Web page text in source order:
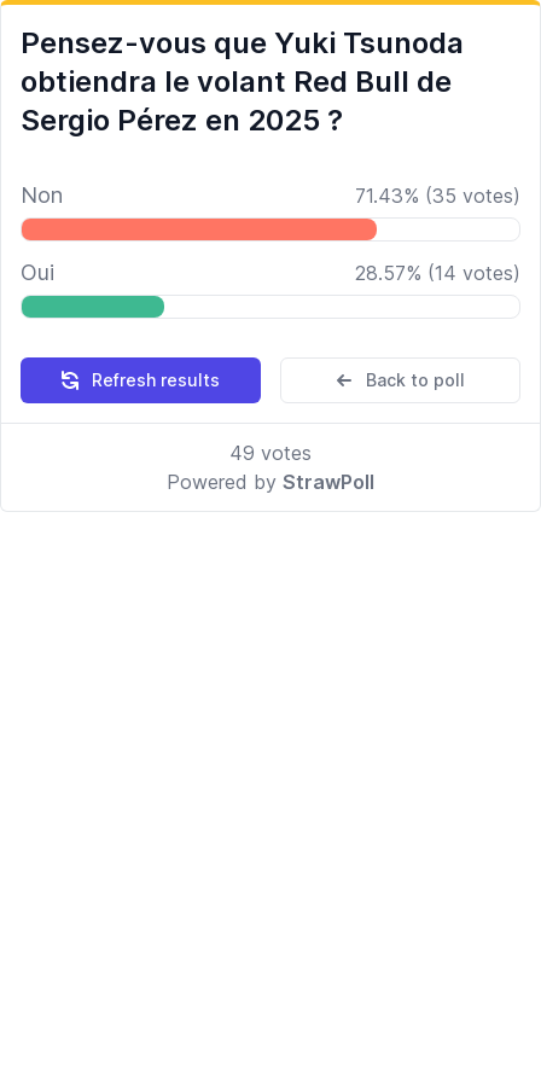
Pensez-vous que Yuki Tsunoda
obtiendra le volant Red Bull de
Sergio Pérez en 2025 ?
Non 71.43% (35 votes)
Oui 28.57% (14 votes)
Refresh results Back to poll
49 votes
Powered by StrawPoll